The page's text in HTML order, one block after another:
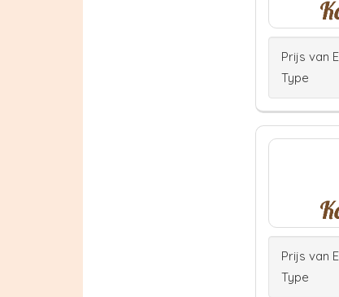
Prijs van
Type
Prijs van
Type